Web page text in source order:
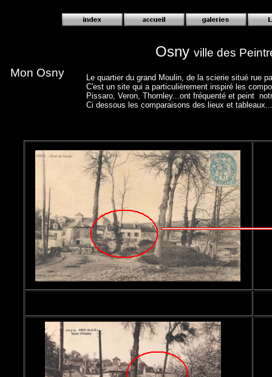
Osny ville des
Le quartier du grand Moulin, de la scierie situé rue
C'est un site qui a particulièrement inspiré les
Pissaro, Veron, Thornley...ont fréquenté et peint
Ci dessous les comparaisons des lieux et tableaux...
Mon Osny